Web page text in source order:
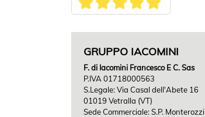
GRUPPO IACOMINI
F. di Iacomini Francesco E C. Sas
P.IVA 01718000563
S.Legale: Via Casal dell'Abete 16
01019 Vetralla (VT)
Sede Commerciale: S.P. Monterozzi